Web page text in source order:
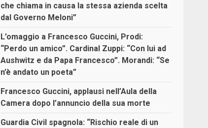
che chiama in causa la stessa azienda scelta
dal Governo Meloni”
L’omaggio a Francesco Guccini, Prodi:
“Perdo un amico”. Cardinal Zuppi: “Con lui ad
Aushwitz e da Papa Francesco”. Morandi: “Se
n’è andato un poeta”
Francesco Guccini, applausi nell’Aula della
Camera dopo l’annuncio della sua morte
Guardia Civil spagnola: “Rischio reale di un